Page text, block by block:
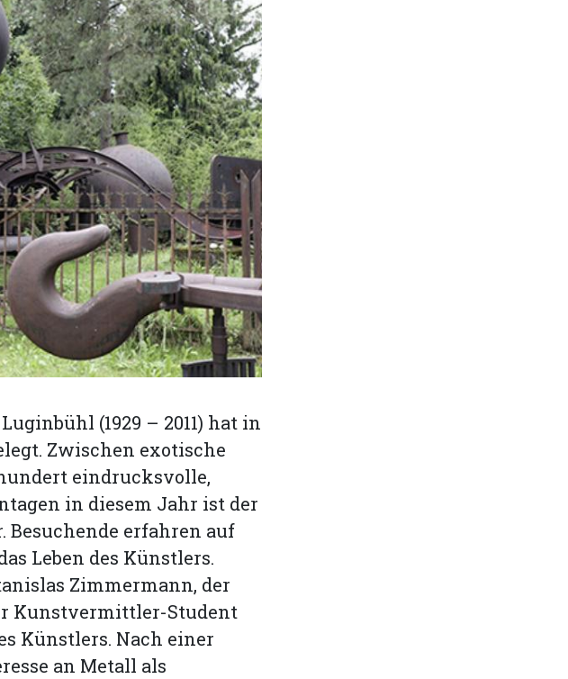
(1929 – 2011) hat in
Zwischen exotische
eindrucksvolle,
in diesem Jahr ist der
erfahren auf
Leben des Künstlers.
Zimmermann, der
Kunstvermittler-Student
Künstlers. Nach einer
an Metall als